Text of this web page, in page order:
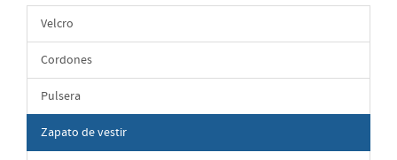
Velcro
Cordones
Pulsera
Zapato de vestir